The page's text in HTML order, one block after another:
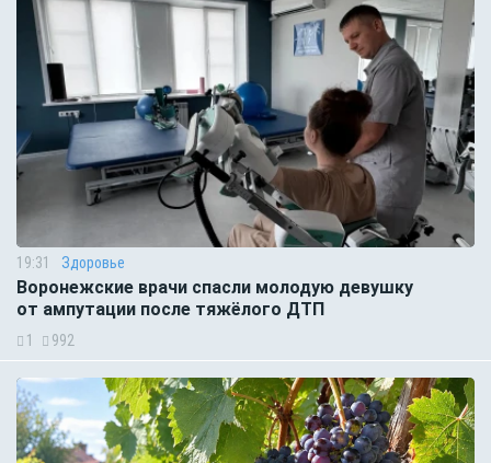
19:31 Здоровье
Воронежские врачи спасли молодую девушку
от ампутации после тяжёлого ДТП
1 992